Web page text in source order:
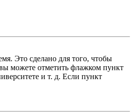
Это сделано для того, чтобы
можете отметить флажком пункт
и т. д. Если пункт